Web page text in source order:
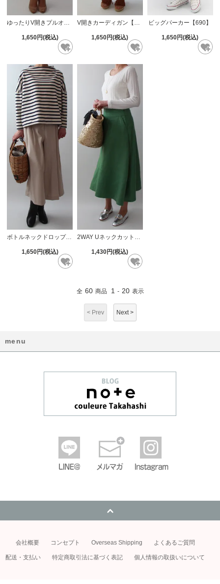
1,650円(税込) 1,650円(税込)
ビッグパーカー【690】
1,650円(税込)
ボトルネックドロップスリーブ【692】
1,650円(税込) 1,430円(税込)
全 60 商品 1 - 20 表示
< Prev Next >
menu
会社概要 コンセプト Overseas Shipping よくあるご質問
配送・支払い 特定商取引法に基づく表記 個人情報の取扱いについて